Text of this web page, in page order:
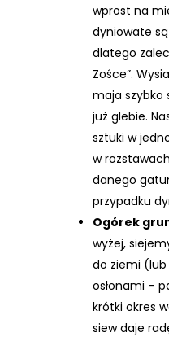
wprost na
dyniowate
dlatego
Zośce”.
maja szybko
już glebie.
sztuki w
w
danego
przypadku
Ogórek
wyżej,
do ziemi
osłonami –
krótki okres
siew daje